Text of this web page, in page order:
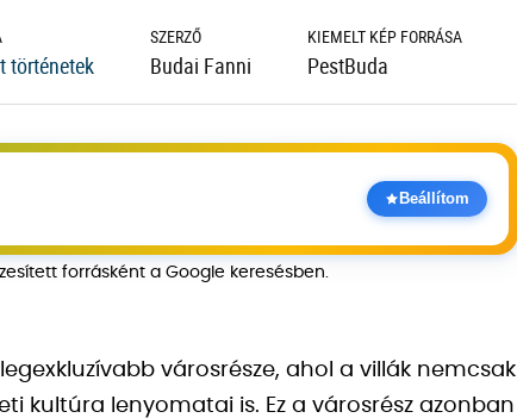
történetek
SZERZŐ
Budai Fanni
KIEMELT KÉP FORRÁSA
PestBuda
Beállítom
forrásként a Google keresésben.
városrésze, ahol a villák nemcsak
kultúra lenyomatai is. Ez a városrész azonban